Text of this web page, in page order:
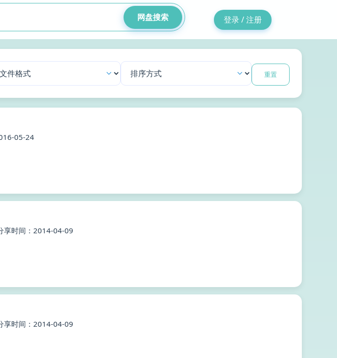
网盘搜索 登录 / 注册
重置
05-24
享时间：2014-04-09
享时间：2014-04-09